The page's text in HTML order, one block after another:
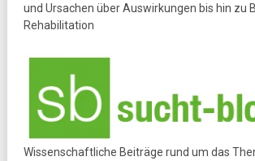
und Ursachen über Auswirkungen bis hin zu
Rehabilitation
Wissenschaftliche Beiträge rund um das